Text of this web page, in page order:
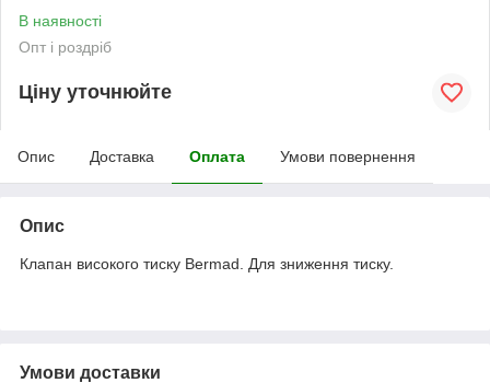
В наявності
Опт і роздріб
Ціну уточнюйте
Опис Доставка Оплата Умови повернення
Опис
Клапан високого тиску Bermad. Для зниження тиску.
Умови доставки